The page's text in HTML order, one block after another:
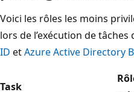
Voici les rôles les moins
lors de l’exécution de tâches
ID etAzure Active Directory
Task